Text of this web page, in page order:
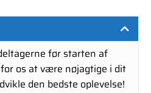
før starten af
os at være nøjagtige i dit
den bedste oplevelse!